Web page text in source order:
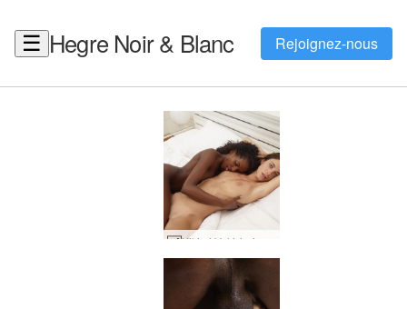
☰ Hegre Noir & Blanc Rejoignez-nous